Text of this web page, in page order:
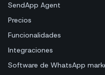
SendApp Agent
Precios
Funcionalidades
Integraciones
Software de WhatsApp